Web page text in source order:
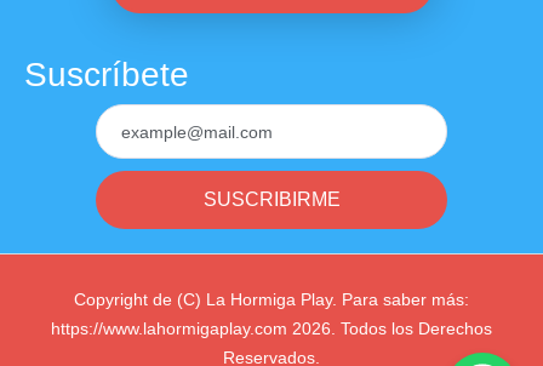
Suscríbete
SUSCRIBIRME
Copyright de (C) La Hormiga Play. Para saber más:
https://www.lahormigaplay.com 2026. Todos los Derechos
Reservados.